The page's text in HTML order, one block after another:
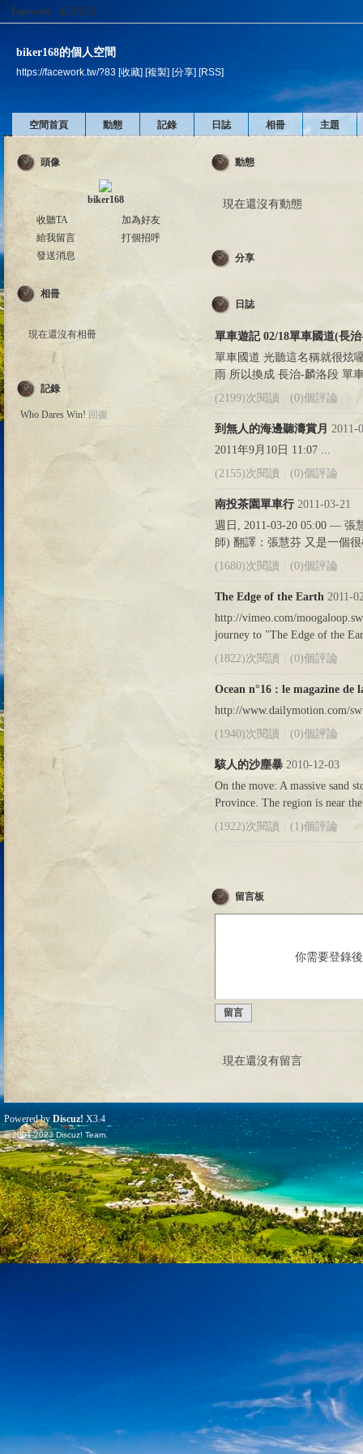
Facework 返回首頁
biker168的個人空間
https://facework.tw/?83 [收藏] [複製] [分享] [RSS]
空間首頁 動態 記錄 日誌 相冊 主題
頭像
biker168
收聽TA
加為好友
給我留言
打個招呼
發送消息
相冊
現在還沒有相冊
記錄
Who Dares Win! 回復
動態
現在還沒有動態
分享
日誌
單車遊記 02/18單車國道(長
單車國道 光聽這名稱就很炫
雨 所以換成 長治-麟洛段 單
(2199)次閱讀
(0)個評論
到無人的海邊聽濤賞月 2011-
2011年9月10日 11:07 ...
(2155)次閱讀
(0)個評論
南投茶園單車行2011-03-21
週日, 2011-03-20 05:00 — 張
師) 翻譯：張慧芬 又是一個
(1680)次閱讀
(0)個評論
The Edge of the Earth 2011-
http://vimeo.com/
journey to "The Edge of the
(1822)次閱讀
(0)個評論
Ocean n°16 : le magazine de
http://www.dailymotion.com/
(1940)次閱讀
(0)個評論
駭人的沙塵暴 2010-12-03
On the move: A massive sand
Province. The region is near
(1922)次閱讀
(1)個評論
留言板
你需要登錄
留言
現在還沒有留言
Powered by Discuz! X3.4
© 2001-2023Discuz! Team.